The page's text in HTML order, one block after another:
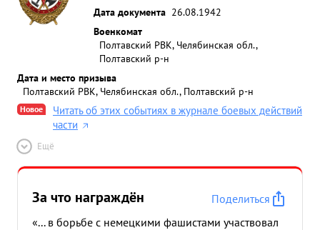
Дата документа 26.08.1942
Военкомат
Полтавский РВК, Челябинская обл.,
Полтавский р-н
Дата и место призыва
Полтавский РВК, Челябинская обл., Полтавский р-н
Новое
Читать об этих событиях в журнале боевых действий
части
Ещё
За что награждён
Поделиться
«... в борьбе с немецкими фашистами участвовал